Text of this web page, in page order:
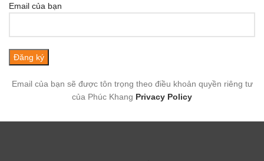
Email của bạn
Email của bạn sẽ được tôn trọng theo điều khoản quyền riêng tư
của Phúc Khang Privacy Policy